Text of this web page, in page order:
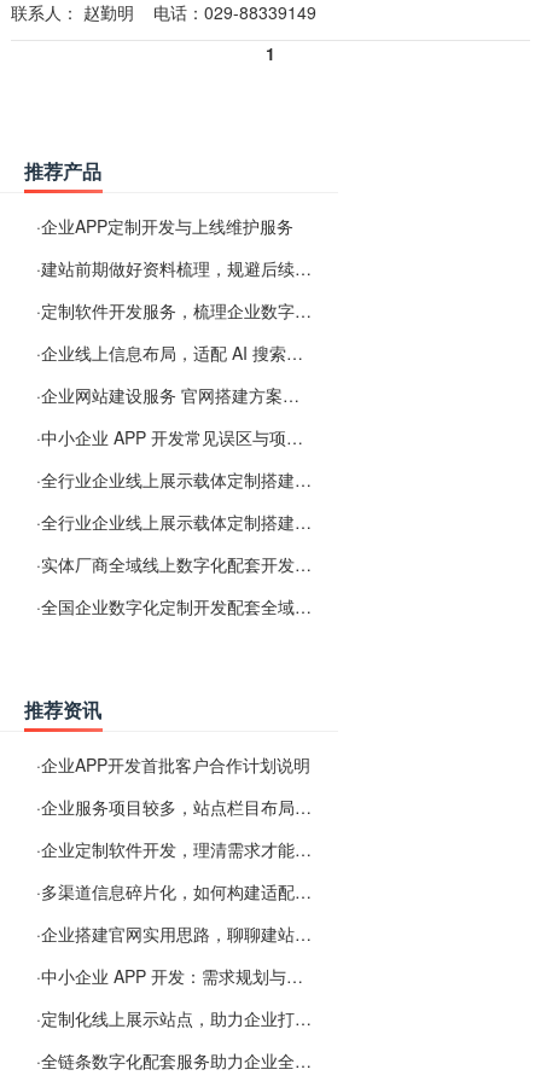
联系人： 赵勤明 电话：029-88339149
1
推荐产品
·企业APP定制开发与上线维护服务
·建站前期做好资料梳理，规避后续各类使用难题
·定制软件开发服务，梳理企业数字化落地常见难点
·企业线上信息布局，适配 AI 搜索需要留意这些要点
·企业网站建设服务 官网搭建方案经验分享
·中小企业 APP 开发常见误区与项目规划实用经验
·全行业企业线上展示载体定制搭建服务
·全行业企业线上展示载体定制搭建服务
·实体厂商全域线上数字化配套开发与地域检索优化服务
·全国企业数字化定制开发配套全域搜索优化服务
推荐资讯
·企业APP开发首批客户合作计划说明
·企业服务项目较多，站点栏目布局规划参考思路
·企业定制软件开发，理清需求才能提升数字化落地效率
·多渠道信息碎片化，如何构建适配 AI 检索的品牌信息源
·企业搭建官网实用思路，聊聊建站容易忽视的问题
·中小企业 APP 开发：需求规划与项目落地避坑经验分享
·定制化线上展示站点，助力企业打通线上经营渠道
·全链条数字化配套服务助力企业全域线上经营